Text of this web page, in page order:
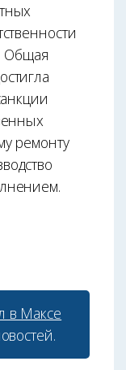
Общая
ремонту
в Максе